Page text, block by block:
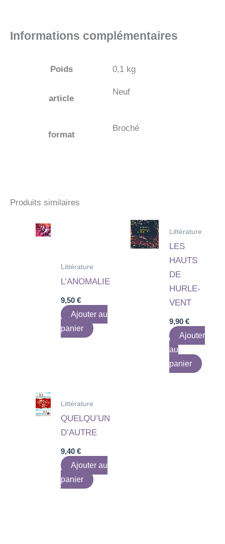
Informations complémentaires
Poids 0,1 kg
article
Neuf
format
Broché
Produits similaires
Littérature
L’ANOMALIE
9,50€
Ajouter au
panier
Littérature
LES
HAUTS
DE
HURLE-
VENT
9,90 €
Ajouter
au
panier
Littérature
QUELQU’UN
D’AUTRE
9,40€
Ajouter au
panier